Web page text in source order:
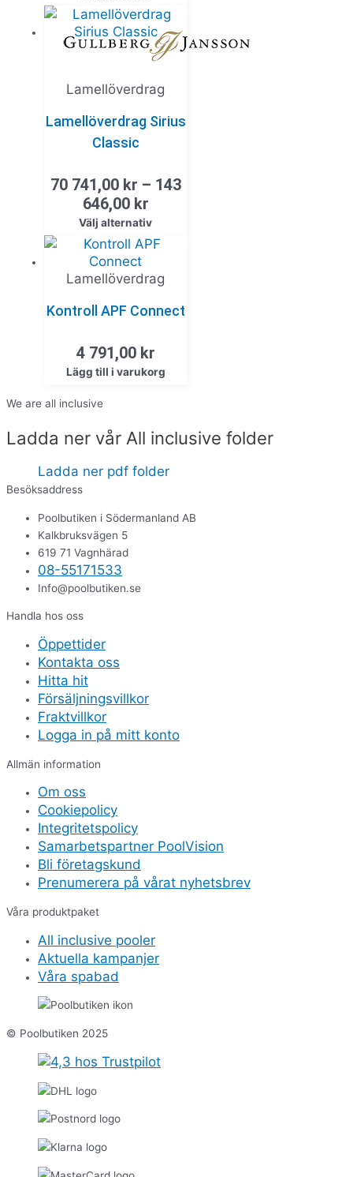
Lamellöverdrag
Lamellöverdrag Sirius
Classic
70 741,00 kr – 143
646,00 kr
Välj alternativ
Lamellöverdrag
Kontroll APF Connect
4 791,00 kr
Lägg till i varukorg
We are all inclusive
Ladda ner vår All inclusive folder
Ladda ner pdf folder
Besöksaddress
Poolbutiken i Södermanland AB
Kalkbruksvägen 5
619 71 Vagnhärad
08-55171533
Info@poolbutiken.se
Handla hos oss
Öppettider
Kontakta oss
Hitta hit
Försäljningsvillkor
Fraktvillkor
Logga in på mitt konto
Allmän information
Om oss
Cookiepolicy
Integritetspolicy
Samarbetspartner PoolVision
Bli företagskund
Prenumerera på vårat nyhetsbrev
Våra produktpaket
All inclusive pooler
Aktuella kampanjer
Våra spabad
© Poolbutiken 2025